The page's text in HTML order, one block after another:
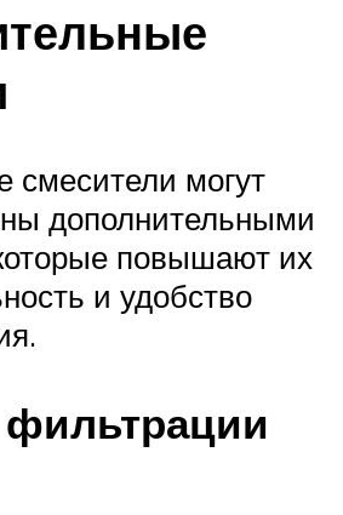
смесители могут
дополнительными
повышают их
и удобство